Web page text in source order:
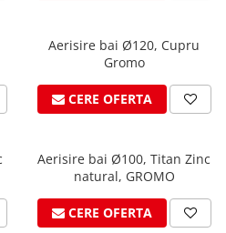
Aerisire bai Ø120, Cupru
Gromo
CERE OFERTA
Aerisire bai Ø100, Titan Zinc
natural, GROMO
CERE OFERTA